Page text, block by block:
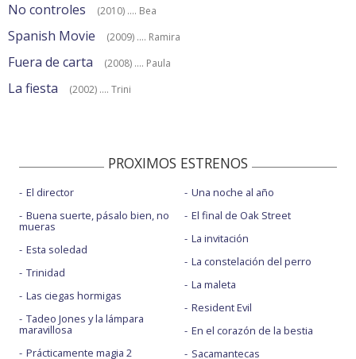
No controles (2010) .... Bea
Spanish Movie (2009) .... Ramira
Fuera de carta (2008) .... Paula
La fiesta (2002) .... Trini
PROXIMOS ESTRENOS
El director
Buena suerte, pásalo bien, no
mueras
Esta soledad
Trinidad
Las ciegas hormigas
Tadeo Jones y la lámpara
maravillosa
Prácticamente magia 2
Una noche al año
El final de Oak Street
La invitación
La constelación del perro
La maleta
Resident Evil
En el corazón de la bestia
Sacamantecas